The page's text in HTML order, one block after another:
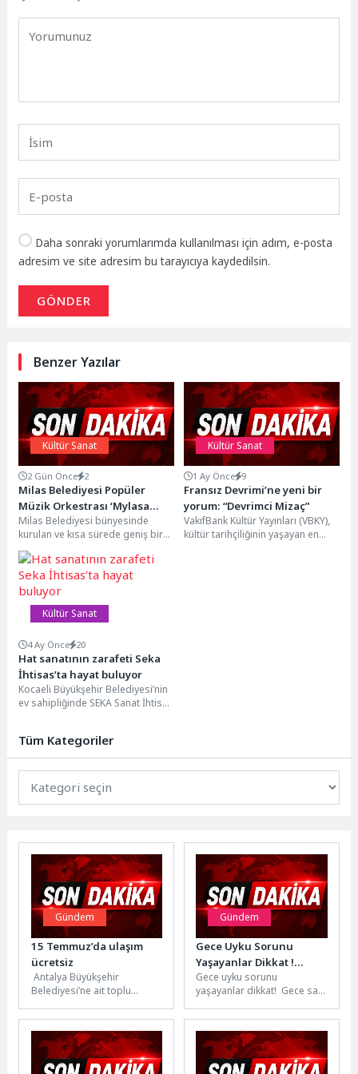
Daha sonraki yorumlarımda kullanılması için adım, e-posta
adresim ve site adresim bu tarayıcıya kaydedilsin.
GÖNDER
Benzer Yazılar
Kültür Sanat
2 Gün Önce 2
Milas Belediyesi Popüler
Müzik Orkestrası ‘Mylasa
Band’ Ören’de Unutulmaz Bir
Konser Verdi
Milas Belediyesi bünyesinde
kurulan ve kısa sürede geniş bir
dinleyici kitlesine ulaşan popüler
müzik orkestrası...
Kültür Sanat
1 Ay Önce 9
Fransız Devrimi’ne yeni bir
yorum: “Devrimci Mizaç”
VakıfBank Kültür Yayınları (VBKY),
kültür tarihçiliğinin yaşayan en
Kültür Sanat
4 Ay Önce 20
Hat sanatının zarafeti Seka
İhtisas’ta hayat buluyor
Kocaeli Büyükşehir Belediyesi’nin
ev sahipliğinde SEKA Sanat İhtisas
Tüm Kategoriler
Gündem
15 Temmuz’da ulaşım
ücretsiz
Antalya Büyükşehir
Belediyesi’ne ait toplu
sistem araçları 15 Temmuz
Demokrasi...
Gündem
Gece Uyku Sorunu
Yaşayanlar Dikkat !
Sebebi Tabağınız !
Gece uyku sorunu
yaşayanlar dikkat! Gece saat
uykuya geçmekte zorlanıyor
musunuz?...